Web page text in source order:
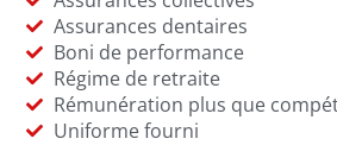
Assurances dentaires
Boni de performance
Régime de retraite
Rémunération plus que
Uniforme fourni